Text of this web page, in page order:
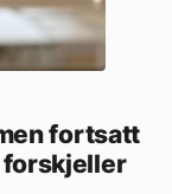
fortsatt
forskjeller